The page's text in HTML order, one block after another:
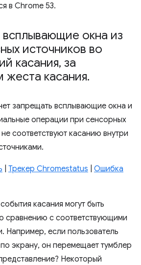
в Chrome 53.
всплывающие окна из
источников во
касания, за
жеста касания.
запрещать всплывающие окна и
операции при сенсорных
соответствуют касанию внутри
Трекер Chromestatus
Ошибка
касания могут быть
сравнению с соответствующими
Например, если пользователь
экрану, он перемещает тумблер
Некоторый